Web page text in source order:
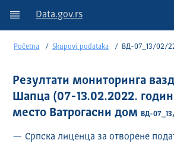
Data.gov.rs
Početna Skupovi podataka ВД-07_13/02/
Резултати мониторинга
Шапца (07-13.02.2022.
место Ватрогасни дом
ВД-
— Српска лиценца за отворене